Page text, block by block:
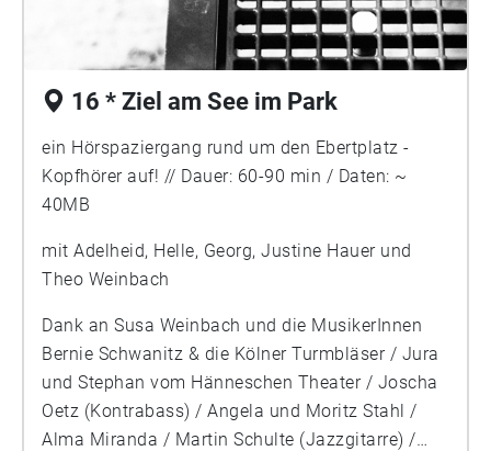
16 * Ziel am See im Park
ein Hörspaziergang rund um den Ebertplatz -
Kopfhörer auf! // Dauer: 60-90 min / Daten: ~
40MB
mit Adelheid, Helle, Georg, Justine Hauer und
Theo Weinbach
Dank an Susa Weinbach und die MusikerInnen
Bernie Schwanitz & die Kölner Turmbläser / Jura
und Stephan vom Hänneschen Theater / Joscha
Oetz (Kontrabass) / Angela und Moritz Stahl /
Alma Miranda / Martin Schulte (Jazzgitarre) /